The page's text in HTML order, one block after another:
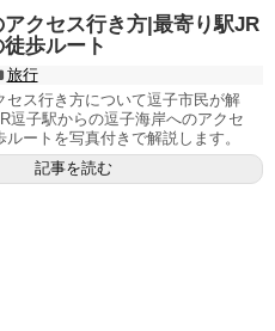
クセス行き方|最寄り駅JR
歩ルート
旅行
セス行き方について逗子市民が解
逗子駅からの逗子海岸へのアクセ
ルートを写真付きで解説します。
記事を読む